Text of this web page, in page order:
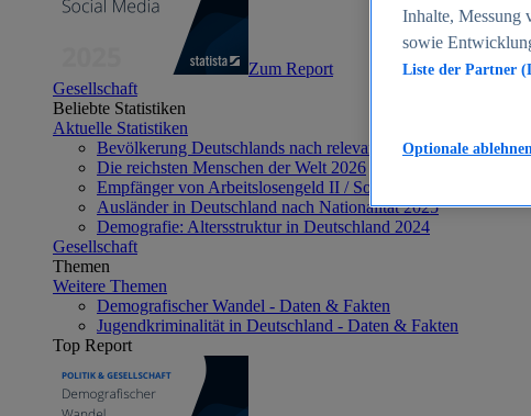
Zum Report
Gesellschaft
Beliebte Statistiken
Aktuelle Statistiken
Bevölkerung Deutschlands nach relevanten Altersgruppen 2024
Die reichsten Menschen der Welt 2026
Empfänger von Arbeitslosengeld II / Sozialgeld / Bürgergeld
Ausländer in Deutschland nach Nationalität 2025
Demografie: Altersstruktur in Deutschland 2024
Gesellschaft
Themen
Weitere Themen
Demografischer Wandel - Daten & Fakten
Jugendkriminalität in Deutschland - Daten & Fakten
Top Report
Inhalte, Messung
sowie
Liste der Partner
Optionale